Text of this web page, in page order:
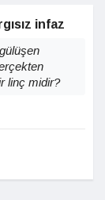
infaz
linç midir?